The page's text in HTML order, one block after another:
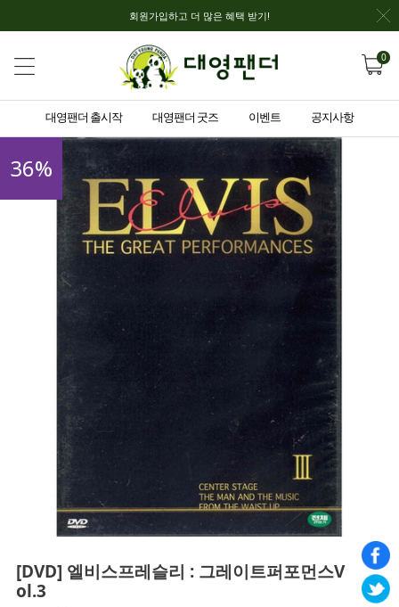
회원가입하고 더 많은 혜택 받기!
0
대영팬더 출시작 대영팬더 굿즈 이벤트 공지사항
36%
[DVD] 엘비스프레슬리 : 그레이트퍼포먼스V
ol.3